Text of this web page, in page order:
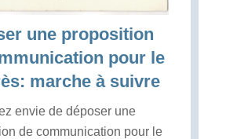
une proposition
pour le
marche à suivre
envie de déposer une
de communication pour le